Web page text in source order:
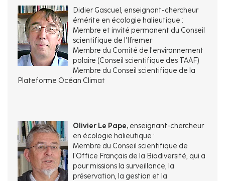
Didier Gascuel, enseignant-chercheur
émérite en écologie halieutique :
Membre et invité permanent du Conseil
scientifique de l'Ifremer
Membre du Comité de l'environnement
polaire (Conseil scientifique des TAAF)
Membre du Conseil scientifique de la
Plateforme Océan Climat
Olivier Le Pape, enseignant-chercheur
en écologie halieutique :
Membre du Conseil scientifique de
l'Office Français de la Biodiversité, qui a
pour missions la surveillance, la
préservation, la gestion et la